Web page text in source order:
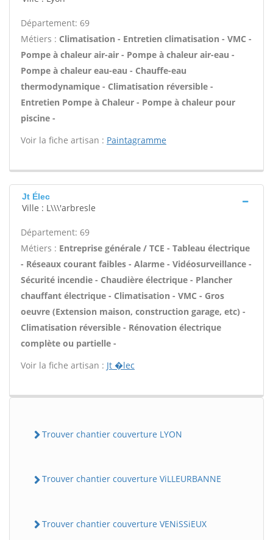
Département: 69
Métiers : Climatisation - Entretien climatisation - VMC -
Pompe à chaleur air-air - Pompe à chaleur air-eau -
Pompe à chaleur eau-eau - Chauffe-eau
thermodynamique - Climatisation réversible -
Entretien Pompe à Chaleur - Pompe à chaleur pour
piscine -
Voir la fiche artisan : Paintagramme
Jt Élec
Ville : L\\\'arbresle
Département: 69
Métiers : Entreprise générale / TCE - Tableau électrique
- Réseaux courant faibles - Alarme - Vidéosurveillance -
Sécurité incendie - Chaudière électrique - Plancher
chauffant électrique - Climatisation - VMC - Gros
oeuvre (Extension maison, construction garage, etc) -
Climatisation réversible - Rénovation électrique
complète ou partielle -
Voir la fiche artisan : Jt �lec
Trouver chantier couverture LYON
Trouver chantier couverture ViLLEURBANNE
Trouver chantier couverture VENiSSiEUX